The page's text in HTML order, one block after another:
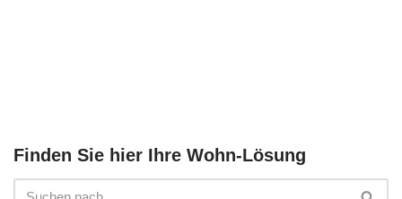
Finden Sie hier Ihre Wohn-Lösung